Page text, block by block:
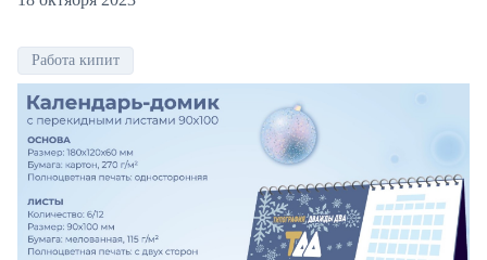
Работа кипит